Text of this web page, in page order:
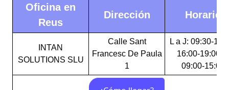
Oficina en
Reus
Dirección Horario
INTAN
SOLUTIONS SLU
Calle Sant
Francesc De Paula
1
L a J: 09:30-
16:00-19:00 V:
09:00-15:00